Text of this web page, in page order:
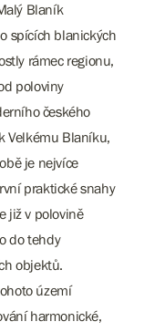
Blaník
spících blanických
rámec regionu,
poloviny
českého
Velkému Blaníku,
je nejvíce
praktické snahy
již v polovině
do tehdy
objektů.
území
harmonické,